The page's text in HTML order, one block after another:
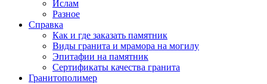
Ислам
Разное
Справка
Как и где заказать памятник
Виды гранита и мрамора на могилу
Эпитафии на памятник
Сертификаты качества гранита
Гранитополимер